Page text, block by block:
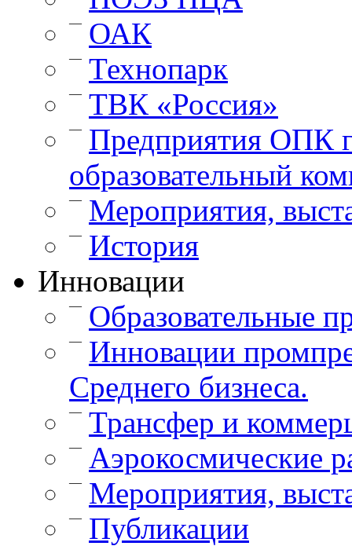
— ОАК
— Технопарк
— ТВК «Россия»
— Предприятия ОПК
образовательный
— Мероприятия,
— История
Инновации
— Образовательные
— Инновации
Среднего бизнеса.
— Трансфер и
— Аэрокосмические
— Мероприятия,
— Публикации